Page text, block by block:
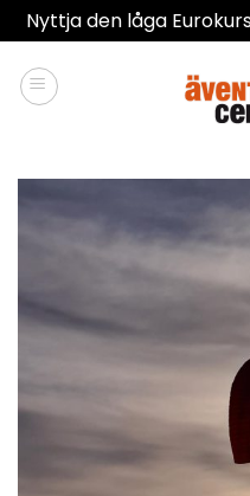
Nyttja den låga
content